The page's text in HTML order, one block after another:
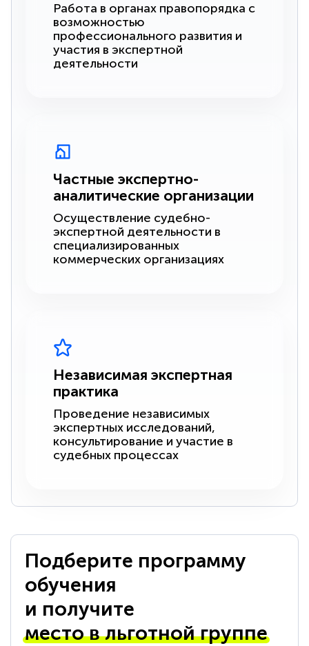
Работа в органах правопорядка с
возможностью
профессионального развития и
участия в экспертной
деятельности
Частные экспертно-
аналитические организации
Осуществление судебно-
экспертной деятельности в
специализированных
коммерческих организациях
Независимая экспертная
практика
Проведение независимых
экспертных исследований,
консультирование и участие в
судебных процессах
Подберите программу
обучения
и получите
место в льготной группе